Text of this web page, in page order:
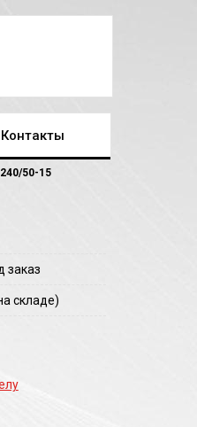
Контакты
50-15
заказ
складе)